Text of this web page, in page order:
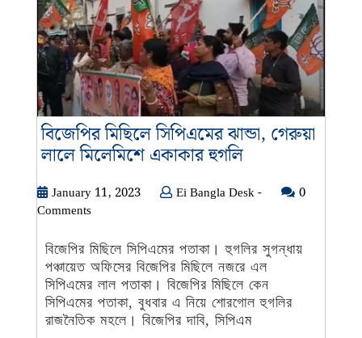
বিজেপির মিছিলে সিপিএমের ঝান্ডা, গেরুয়া
লালে মিলেমিশে একাকার হুগলিবিজেপির
সিপিএমের
গেরুয়া
লালে
মিলেমিশে
একাকার
হুগলি
January 11, 2023JanuaryEi Bangla Desk -Ei
-
0
Comments
বিজেপির মিছিলে সিপিএমের পতাকা। হুগলির সুগন্ধায়
পঞ্চায়েত অফিসের বিজেপির মিছিলে নজরে এল
সিপিএমের লাল পতাকা। বিজেপির মিছিলে কেন
সিপিএমের পতাকা, বুধবার এ নিয়ে শোরগোল হুগলির
রাজনৈতিক মহলে। বিজেপির দাবি, সিপিএম